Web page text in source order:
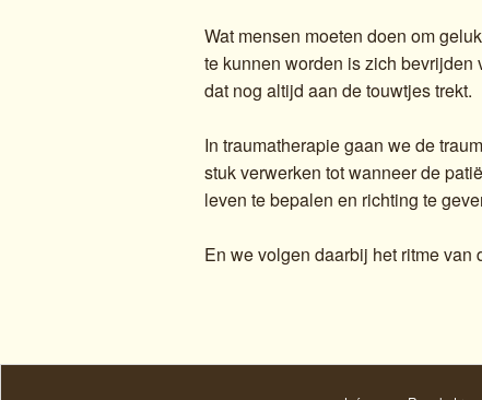
Wat mensen moeten doen om
te kunnen worden is zich bevrijden
dat nog altijd aan de touwtjes trekt.
In traumatherapie gaan we de
stuk verwerken tot wanneer de
leven te bepalen en richting te
En we volgen daarbij het ritme van